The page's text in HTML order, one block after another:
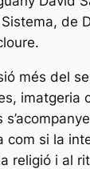
de
més del
imatgeria
com si la
religió i al